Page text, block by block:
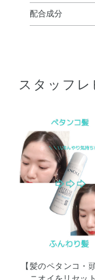
使用方法
②頭皮全体にパウ
③手ぐしかブラシ
配合成分
カプリル酸グリ
スタッフレ
【髪のペタンコ・